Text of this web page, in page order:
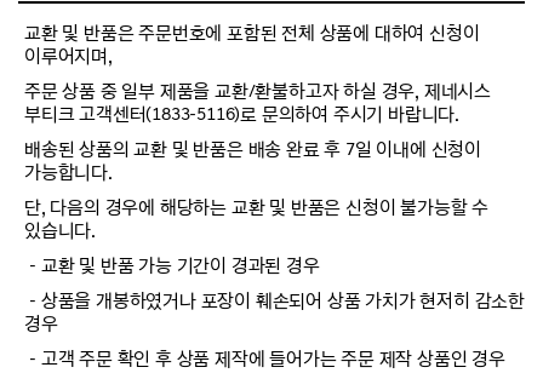
교환 및 반품은 주문번호에 포함된 전체 상품에 대하여 신청이
이루어지며,
주문 상품 중 일부 제품을 교환/환불하고자 하실 경우, 제네시스
부티크 고객센터(1833-5116)로 문의하여 주시기 바랍니다.
배송된 상품의 교환 및 반품은 배송 완료 후 7일 이내에 신청이
가능합니다.
단, 다음의 경우에 해당하는 교환 및 반품은 신청이 불가능할 수
있습니다.
－교환 및 반품 가능 기간이 경과된 경우
－상품을 개봉하였거나 포장이 훼손되어 상품 가치가 현저히 감소한
경우
－고객 주문 확인 후 상품 제작에 들어가는 주문 제작 상품인 경우